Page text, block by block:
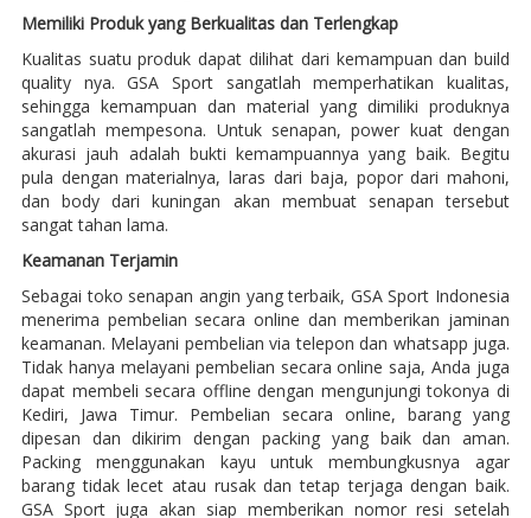
Memiliki Produk yang Berkualitas dan Terlengkap
Kualitas suatu produk dapat dilihat dari kemampuan dan build
quality nya. GSA Sport sangatlah memperhatikan kualitas,
sehingga kemampuan dan material yang dimiliki produknya
sangatlah mempesona. Untuk senapan, power kuat dengan
akurasi jauh adalah bukti kemampuannya yang baik. Begitu
pula dengan materialnya, laras dari baja, popor dari mahoni,
dan body dari kuningan akan membuat senapan tersebut
sangat tahan lama.
Keamanan Terjamin
Sebagai toko senapan angin yang terbaik, GSA Sport Indonesia
menerima pembelian secara online dan memberikan jaminan
keamanan. Melayani pembelian via telepon dan whatsapp juga.
Tidak hanya melayani pembelian secara online saja, Anda juga
dapat membeli secara offline dengan mengunjungi tokonya di
Kediri, Jawa Timur. Pembelian secara online, barang yang
dipesan dan dikirim dengan packing yang baik dan aman.
Packing menggunakan kayu untuk membungkusnya agar
barang tidak lecet atau rusak dan tetap terjaga dengan baik.
GSA Sport juga akan siap memberikan nomor resi setelah